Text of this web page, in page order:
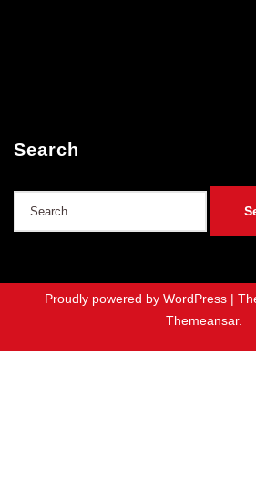
Search
Proudly powered by WordPress |
Themeansar.